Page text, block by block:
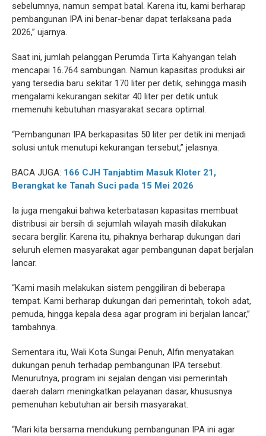
sebelumnya, namun sempat batal. Karena itu, kami berharap
pembangunan IPA ini benar-benar dapat terlaksana pada
2026,” ujarnya.
Saat ini, jumlah pelanggan Perumda Tirta Kahyangan telah
mencapai 16.764 sambungan. Namun kapasitas produksi air
yang tersedia baru sekitar 170 liter per detik, sehingga masih
mengalami kekurangan sekitar 40 liter per detik untuk
memenuhi kebutuhan masyarakat secara optimal.
“Pembangunan IPA berkapasitas 50 liter per detik ini menjadi
solusi untuk menutupi kekurangan tersebut,” jelasnya.
BACA JUGA: 166 CJH Tanjabtim Masuk Kloter 21,
Berangkat ke Tanah Suci pada 15 Mei 2026
Ia juga mengakui bahwa keterbatasan kapasitas membuat
distribusi air bersih di sejumlah wilayah masih dilakukan
secara bergilir. Karena itu, pihaknya berharap dukungan dari
seluruh elemen masyarakat agar pembangunan dapat berjalan
lancar.
“Kami masih melakukan sistem penggiliran di beberapa
tempat. Kami berharap dukungan dari pemerintah, tokoh adat,
pemuda, hingga kepala desa agar program ini berjalan lancar,”
tambahnya.
Sementara itu, Wali Kota Sungai Penuh, Alfin menyatakan
dukungan penuh terhadap pembangunan IPA tersebut.
Menurutnya, program ini sejalan dengan visi pemerintah
daerah dalam meningkatkan pelayanan dasar, khususnya
pemenuhan kebutuhan air bersih masyarakat.
“Mari kita bersama mendukung pembangunan IPA ini agar